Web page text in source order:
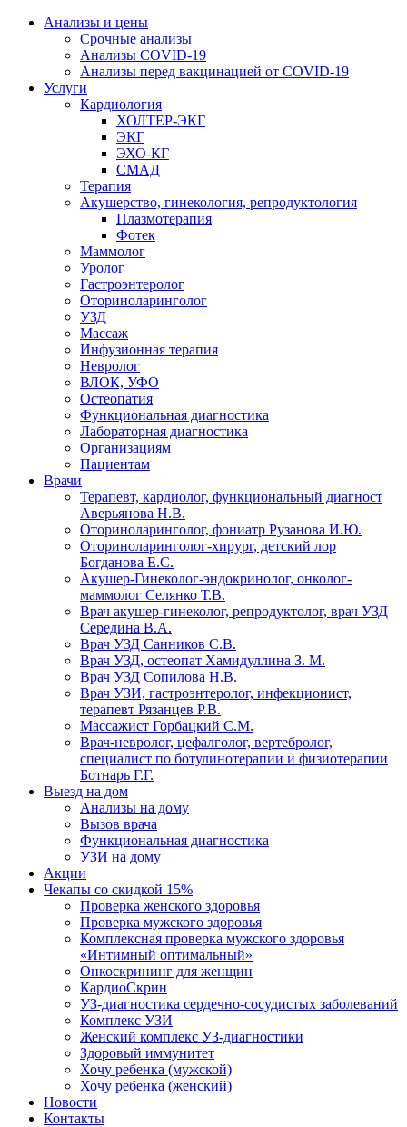
Анализы и цены
Срочные анализы
Анализы COVID-19
Анализы перед вакцинацией от COVID-19
Услуги
Кардиология
ХОЛТЕР-ЭКГ
ЭКГ
ЭХО-КГ
СМАД
Терапия
Акушерство, гинекология, репродуктология
Плазмотерапия
Фотек
Маммолог
Уролог
Гастроэнтеролог
Оториноларинголог
УЗД
Массаж
Инфузионная терапия
Невролог
ВЛОК, УФО
Остеопатия
Функциональная диагностика
Лабораторная диагностика
Организациям
Пациентам
Врачи
Терапевт, кардиолог, функциональный диагност
Аверьянова Н.В.
Оториноларинголог, фониатр Рузанова И.Ю.
Оториноларинголог-хирург, детский лор
Богданова Е.С.
Акушер-Гинеколог-эндокринолог, онколог-
маммолог Селянко Т.В.
Врач акушер-гинеколог, репродуктолог, врач УЗД
Середина В.А.
Врач УЗД Санников С.В.
Врач УЗД, остеопат Хамидуллина З. М.
Врач УЗД Сопилова Н.В.
Врач УЗИ, гастроэнтеролог, инфекционист,
терапевт Рязанцев Р.В.
Массажист Горбацкий С.М.
Врач-невролог, цефалголог, вертебролог,
специалист по ботулинотерапии и физиотерапии
Ботнарь Г.Г.
Выезд на дом
Анализы на дому
Вызов врача
Функциональная диагностика
УЗИ на дому
Акции
Чекапы со скидкой 15%
Проверка женского здоровья
Проверка мужского здоровья
Комплексная проверка мужского здоровья
«Интимный оптимальный»
Онкоcкрининг для женщин
КардиоСкрин
УЗ-диагностика сердечно-сосудистых заболеваний
Комплекс УЗИ
Женский комплекс УЗ-диагностики
Здоровый иммунитет
Хочу ребенка (мужской)
Хочу ребенка (женский)
Новости
Контакты